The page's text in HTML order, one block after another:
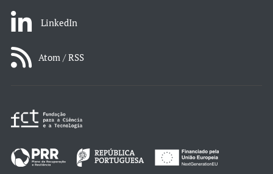
LinkedIn
Atom / RSS